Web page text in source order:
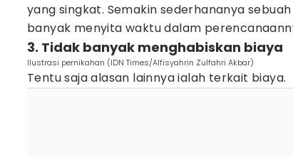
yang singkat. Semakin sederhananya
banyak menyita waktu dalam
3. Tidak banyak menghabiskan biaya
Ilustrasi pernikahan (IDN Times/Alfisyahrin Zulfahri Akbar)
Tentu saja alasan lainnya ialah terkait biaya.